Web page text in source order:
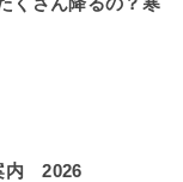
内 2026